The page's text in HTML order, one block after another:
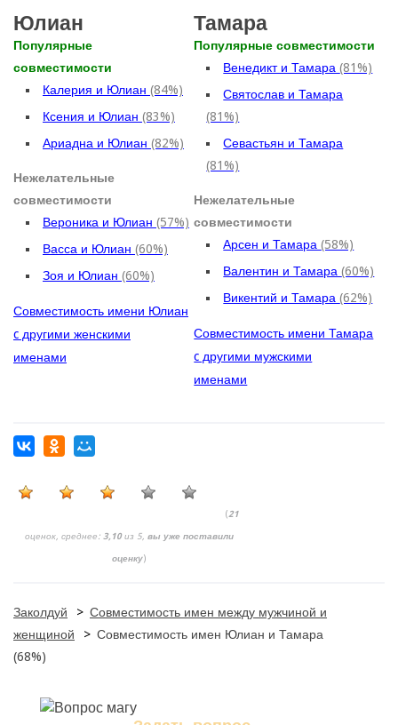
Юлиан
Популярные
совместимости
Калерия и Юлиан (84%)
Ксения и Юлиан (83%)
Ариадна и Юлиан (82%)
Нежелательные
совместимости
Вероника и Юлиан (57%)
Васса и Юлиан (60%)
Зоя и Юлиан (60%)
Совместимость имени Юлиан
c другими женскими
именами
Тамара
Популярные совместимости
Венедикт и Тамара(81%)
Святослав и Тамара
(81%)
Севастьян и Тамара
(81%)
Нежелательные
совместимости
Арсен и Тамара(58%)
Валентин и Тамара(60%)
Викентий и Тамара(62%)
Совместимость имени Тамара
c другими мужскими
именами
(21
оценок, среднее: 3,10из 5, вы уже поставили
оценку)
Заколдуй > Совместимость имен между мужчиной и
женщиной
> Совместимость имен Юлиан и Тамара
(68%)